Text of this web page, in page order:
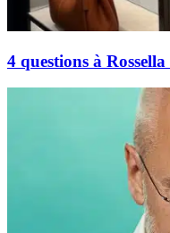
4 questions à